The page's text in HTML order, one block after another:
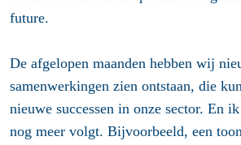
future.
De afgelopen maanden hebben wij
samenwerkingen zien ontstaan, die
nieuwe successen in onze sector. En
nog meer volgt. Bijvoorbeeld, een